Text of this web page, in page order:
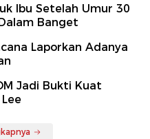
Ibu Setelah Umur 30
Banget
Laporkan Adanya
Jadi Bukti Kuat